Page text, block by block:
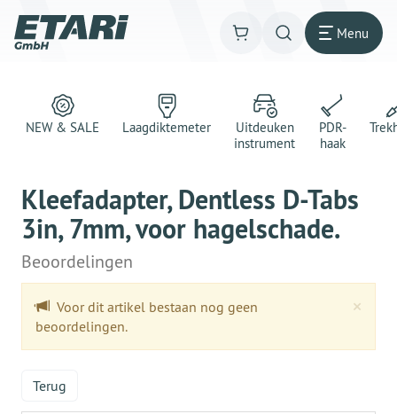
Menu
NEW & SALE Laagdiktemeter
Uitdeuken
instrument
PDR-
haak
Kleefadapter, Dentless D-Tabs
3in, 7mm, voor hagelschade.
Beoordelingen
×
Voor dit artikel bestaan nog geen
beoordelingen.
Terug